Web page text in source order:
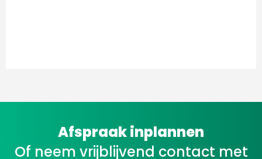
Afspraak inplannen
Of neem vrijblijvend contact met